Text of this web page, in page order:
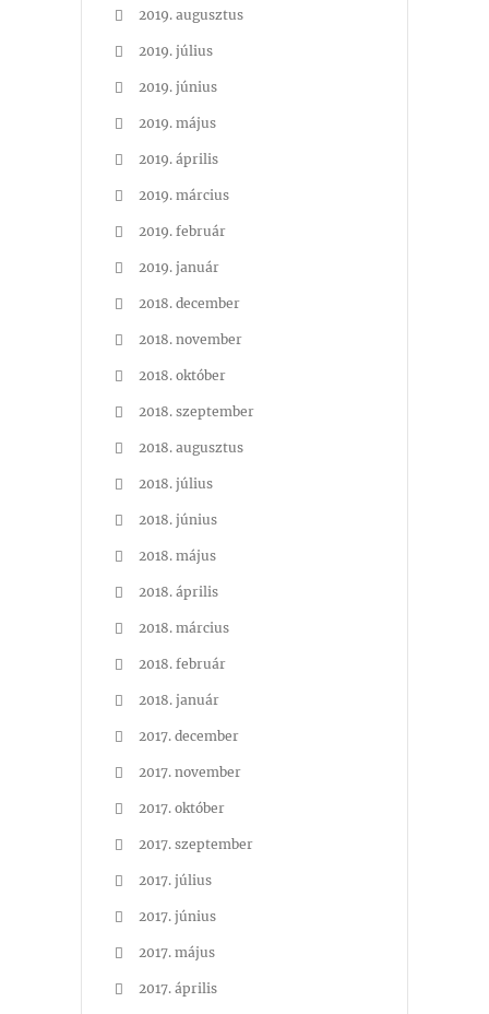
2019. augusztus
2019. július
2019. június
2019. május
2019. április
2019. március
2019. február
2019. január
2018. december
2018. november
2018. október
2018. szeptember
2018. augusztus
2018. július
2018. június
2018. május
2018. április
2018. március
2018. február
2018. január
2017. december
2017. november
2017. október
2017. szeptember
2017. július
2017. június
2017. május
2017. április